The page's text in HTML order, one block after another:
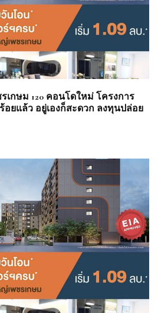
เกษม 120 คอนโดใหม่ โครงการ
ร้อยแล้ว อยู่เองก็สะดวก ลงทุนปล่อย